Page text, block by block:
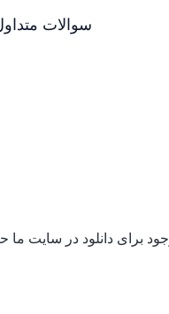
سوالات
برای دانلود در سایت